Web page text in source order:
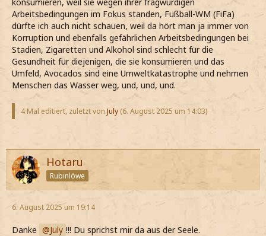
Arbeitsbedingungen im Fokus standen, Fußball-WM (FiFa)
dürfte ich auch nicht schauen, weil da hört man ja immer von
Korruption und ebenfalls gefährlichen Arbeitsbedingungen bei
Stadien, Zigaretten und Alkohol sind schlecht für die
Gesundheit für diejenigen, die sie konsumieren und das
Umfeld, Avocados sind eine Umweltkatastrophe und nehmen
Menschen das Wasser weg, und, und, und.
4 Mal editiert, zuletzt von July (6. August 2025 um 14:03)
Hotaru
Rubinlöwe
6. August 2025 um 19:14
Danke July !!! Du sprichst mir da aus der Seele.